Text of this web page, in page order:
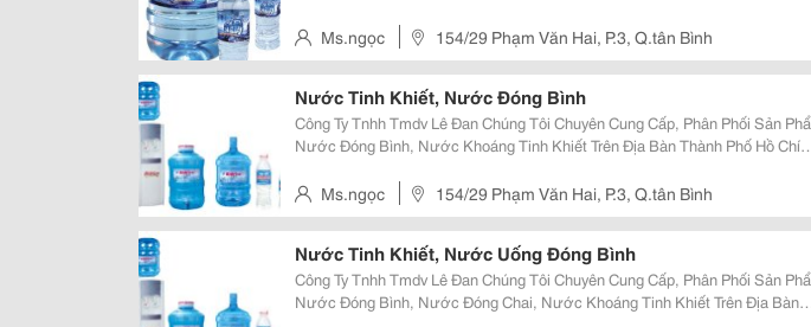
Nghị, Tour Du Lịch, Cưới Hỏi.
Ms.ngọc 154/29 Phạm Văn Hai, P.3, Q.tân Bình
Nước Tinh Khiết, Nước Đóng Bình
Công Ty Tnhh Tmdv Lê Đan Chúng Tôi Chuyên Cung Cấp, Phân Phối Sản Phẩm
Nước Đóng Bình, Nước Khoáng Tinh Khiết Trên Địa Bàn Thành Phố Hồ Chí
Sạn.... Hội Nghị, Tour Du Lịch, Cư
Ms.ngọc 154/29 Phạm Văn Hai, P.3, Q.tân Bình
Nước Tinh Khiết, Nước Uống Đóng Bình
Công Ty Tnhh Tmdv Lê Đan Chúng Tôi Chuyên Cung Cấp, Phân Phối Sản Phẩm
Nước Đóng Bình, Nước Đóng Chai, Nước Khoáng Tinh Khiết Trên Địa Bàn